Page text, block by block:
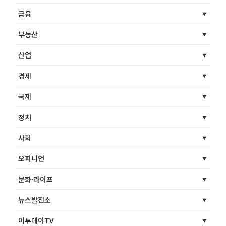
금융
부동산
산업
경제
국제
정치
사회
오피니언
문화·라이프
뉴스발전소
이투데이TV